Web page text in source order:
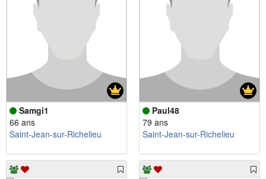
Samgi1
66 ans
Saint-Jean-sur-Richelieu
Paul48
79 ans
Saint-Jean-sur-Richelieu